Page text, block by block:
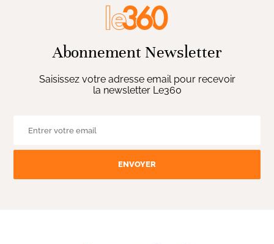
Abonnement Newsletter
Saisissez votre adresse email pour recevoir
la newsletter Le360
ENVOYER